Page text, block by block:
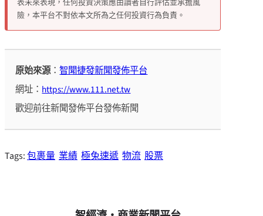
表未來表現，任何投資決策應由讀者自行評估並承擔風
險，本平台不對依本文所為之任何投資行為負責。
原始來源：智聞捷發新聞發佈平台
網址： https://www.111.net.tw
歡迎前往新聞發佈平台發佈新聞
Tags:包裹量 業績 極兔速遞 物流 股票